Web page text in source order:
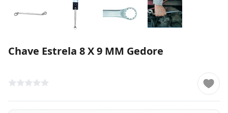
Chave Estrela 8 X 9 MM Gedore